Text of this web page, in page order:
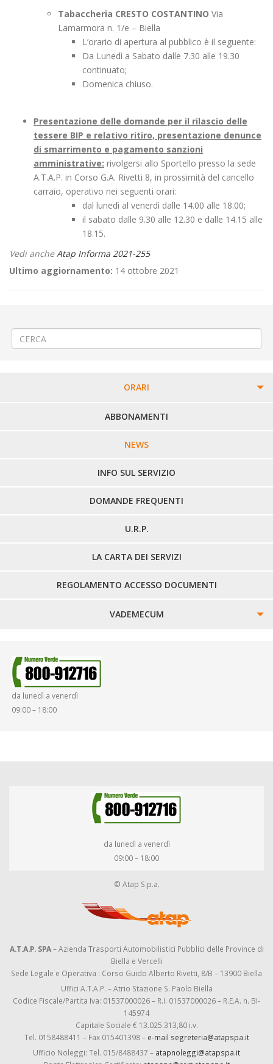
Tabaccheria CRESTO COSTANTINO Via
Lamarmora n. 1/e – Biella
L’orario di apertura al pubblico è il seguente:
Da Lunedì a Sabato dalle 7.30 alle 19.30
continuato;
Domenica chiuso.
Presentazione delle domande per il rilascio delle
tessere BIP e relativo ritiro, presentazione denunce
di smarrimento e pagamento sanzioni
amministrative: rivolgersi allo Sportello presso la sede
A.T.A.P. in Corso G.A. Rivetti 8, in prossimità del cancello
carraio, operativo nei seguenti orari:
dal lunedì al venerdì dalle 14.00 alle 18.00;
il sabato dalle 9.30 alle 12.30 e dalle 14.15 alle
18.15.
Vedi ancheAtap Informa 2021-255
Ultimo aggiornamento: 14 ottobre 2021
ORARI
PERCORSI URBANI IN BIELLA
LINEE URBANE VERCELLI
LINEE EXTRAURBANE
ABBONAMENTI
NEWS
INFO SUL SERVIZIO
DOMANDE FREQUENTI
U.R.P.
LA CARTA DEI SERVIZI
REGOLAMENTO ACCESSO DOCUMENTI
VADEMECUM
SMARRIMENTO OGGETTI
da lunedì a venerdì
09:00 – 18:00
da lunedì a venerdì
09:00 – 18:00
© Atap S.p.a.
A.T.A.P. SPA– Azienda Trasporti Automobilistici Pubblici delle Province di
Biella e Vercelli
Sede Legale e Operativa : Corso Guido Alberto Rivetti, 8/B – 13900 Biella
Uffici A.T.A.P. – Atrio Stazione S. Paolo Biella
Codice Fiscale/Partita Iva: 01537000026 – R.I. 01537000026 – R.E.A. n. BI-
145974
Capitale Sociale € 13.025.313,80 i.v.
Tel. 0158488411 – Fax 015401398 – e-mail segreteria@atapspa.it
Ufficio Noleggi: Tel. 015/8488437 – atapnoleggi@atapspa.it